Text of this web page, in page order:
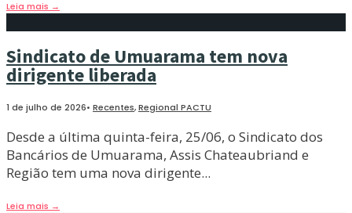
Leia mais →
Sindicato de Umuarama tem nova
dirigente liberada
1 de julho de 2026• Recentes,Regional PACTU
Desde a última quinta-feira, 25/06, o Sindicato dos
Bancários de Umuarama, Assis Chateaubriand e
Região tem uma nova dirigente...
Leia mais →